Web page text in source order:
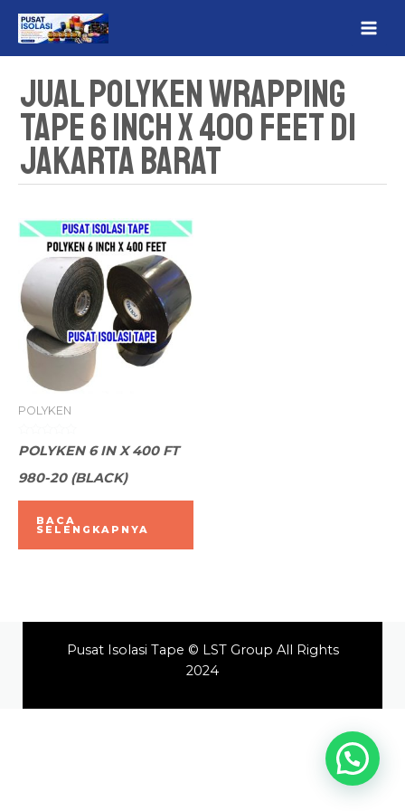
Jual Polyken Wrapping
Tape 6 Inch x 400 Feet Di
Jakarta Barat
POLYKEN
Dinilai
0
5
POLYKEN 6 IN X 400 FT
980-20 (BLACK)
BACA
SELENGKAPNYA
Pusat Isolasi Tape © LST Group All Rights
2024